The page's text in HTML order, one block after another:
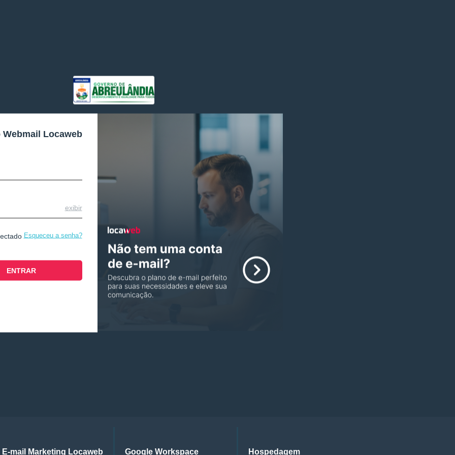
Webmail Locaweb
exibir
Esqueceu a senha?
E-mail Marketing Locaweb Google Workspace Hospedagem